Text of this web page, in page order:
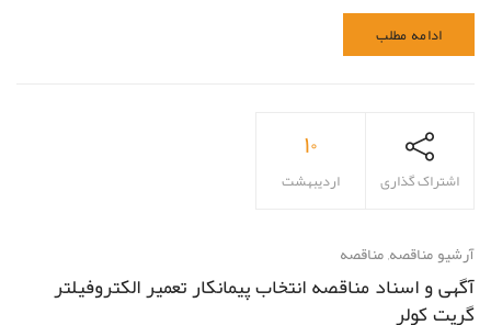
ادامه مطلب
۱۰
اردیبهشت اشتراک گذاری
آرشیو مناقصه مناقصه
آگهی و اسناد مناقصه انتخاب پیمانکار تعمیر الکتروفیلتر
گریت کولر